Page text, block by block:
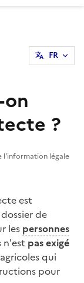
FR
?
l'information légale
est
de
les personnes
n'est pas exigé
qui
pour